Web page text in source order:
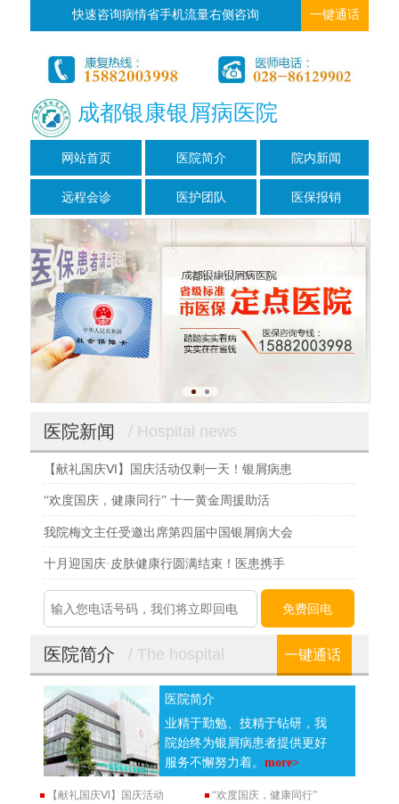
快速咨询病情省手机流量右侧咨询 一键通话
成都银康银屑病医院
网站首页 医院简介 院内新闻
远程会诊 医护团队 医保报销
医院新闻 / Hospital news
【献礼国庆Ⅵ】国庆活动仅剩一天！银屑病患
“欢度国庆，健康同行” 十一黄金周援助活
我院梅文主任受邀出席第四届中国银屑病大会
十月迎国庆·皮肤健康行圆满结束！医患携手
医院简介 / The hospital 一键通话
医院简介
业精于勤勉、技精于钻研，我
院始终为银屑病患者提供更好
服务不懈努力着。more>
【献礼国庆Ⅵ】国庆活动
“欢度国庆，健康同行”